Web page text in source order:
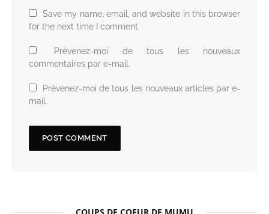
Save my name, email, and website in this browser
for the next time I comment.
Prévenez-moi de tous les nouveaux
commentaires par e-mail.
Prévenez-moi de tous les nouveaux articles par e-
mail.